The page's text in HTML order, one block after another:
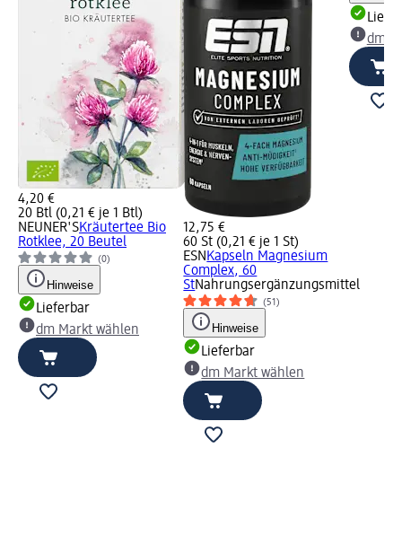
4,20 €
20 Btl (0,21 € je 1 Btl)
NEUNER'SKräutertee Bio
Rotklee, 20 Beutel
(0)
Hinweise
Lieferbar
dm Markt wählen
12,75 €
60 St (0,21 € je 1 St)
ESNKapseln Magnesium
Complex, 60
StNahrungsergänzungsmittel
(51)
Hinweise
Lieferbar
dm Markt wählen
dm